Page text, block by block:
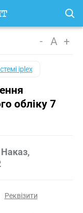
- A +
iplex
обліку 7
Наказ,
Реквізити